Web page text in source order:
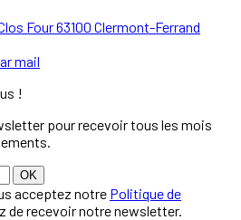
Four 63100 Clermont-Ferrand
mail
!
pour recevoir tous les mois
OK
acceptez notre Politique de
de recevoir notre newsletter.